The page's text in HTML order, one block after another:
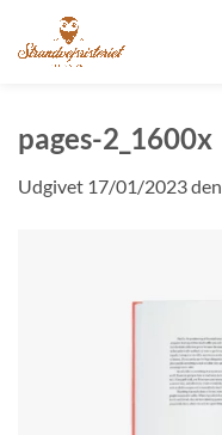
indhold
pages-2_1600x
Udgivet 17/01/2023den